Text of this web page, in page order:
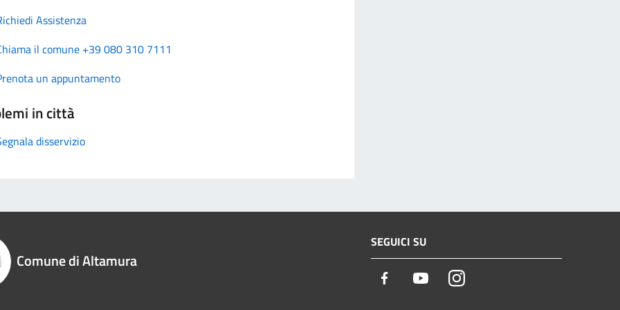
Assistenza
il comune +39 080 310 7111
un appuntamento
in città
disservizio
Comune di Altamura
SEGUICI SU
Facebook YoutubeInstagram